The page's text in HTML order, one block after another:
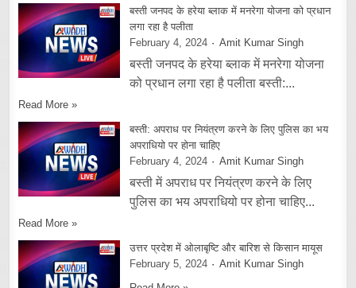
बस्ती जनपद के हरेया ब्लाक में मनरेगा योजना को प्रधान
लगा रहा है पलीता
February 4, 2024
Amit Kumar Singh
बस्ती जनपद के हरेया ब्लाक में मनरेगा योजना
को प्रधान लगा रहा है पलीता बस्ती:...
Read More »
बस्ती: अपराध पर नियंत्रण करने के लिए पुलिस का भय
अपराधियो पर होना चाहिए
February 4, 2024
Amit Kumar Singh
बस्ती में अपराध पर नियंत्रण करने के लिए
पुलिस का भय अपराधियो पर होना चाहिए...
Read More »
उत्तर प्रदेश में ओलाबृष्टि और बारिश से किसान मायूस
February 5, 2024
Amit Kumar Singh